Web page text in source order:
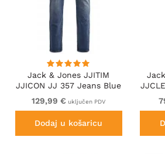
Jack & Jones JJITIM
JJICON JJ 357 Jeans Blue
129,99 € uključen PDV
Dodaj u košaricu